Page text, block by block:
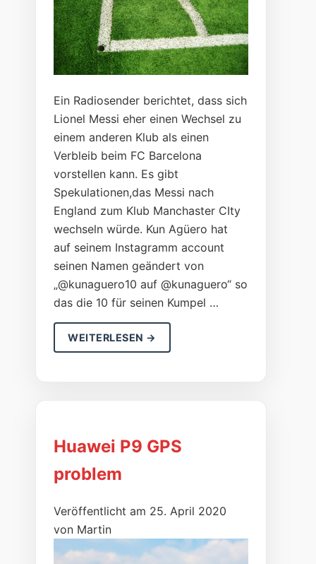
Ein Radiosender berichtet, dass sich
Lionel Messi eher einen Wechsel zu
einem anderen Klub als einen
Verbleib beim FC Barcelona
vorstellen kann. Es gibt
Spekulationen,das Messi nach
England zum Klub Manchaster CIty
wechseln würde. Kun Agüero hat
auf seinem Instagramm account
seinen Namen geändert von
„@kunaguero10 auf @kunaguero“ so
das die 10 für seinen Kumpel …
WEITERLESEN →
Huawei P9 GPS
problem
Veröffentlicht am 25. April 2020
von Martin